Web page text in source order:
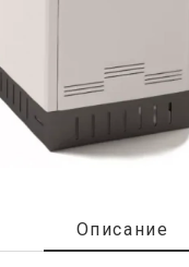
Описание